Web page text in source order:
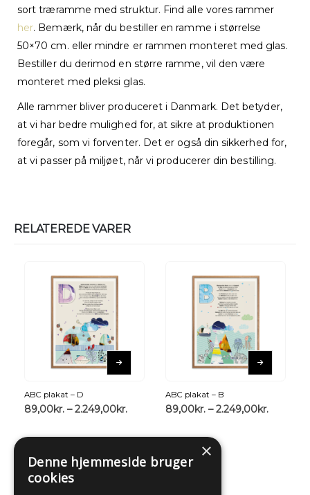
sort træramme med struktur. Find alle vores rammer
her. Bemærk, når du bestiller en ramme i størrelse
50×70 cm. eller mindre er rammen monteret med glas.
Bestiller du derimod en større ramme, vil den være
monteret med pleksi glas.
Alle rammer bliver produceret i Danmark. Det betyder,
at vi har bedre mulighed for, at sikre at produktionen
foregår, som vi forventer. Det er også din sikkerhed for,
at vi passer på miljøet, når vi producerer din bestilling.
RELATEREDE VARER
ABC plakat – D
89,00kr. – 2.249,00kr.
ABC plakat – B
89,00kr. – 2.249,00kr.
×
Denne hjemmeside bruger
cookies